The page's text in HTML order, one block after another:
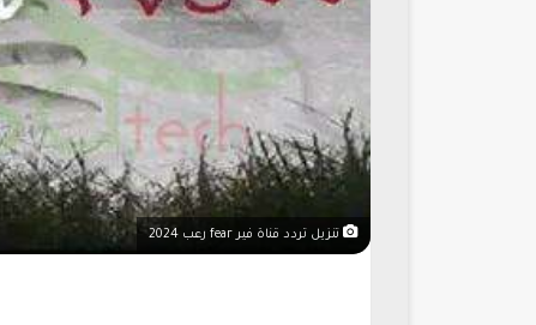
تنزيل تردد قناة فير fear رعب 2024